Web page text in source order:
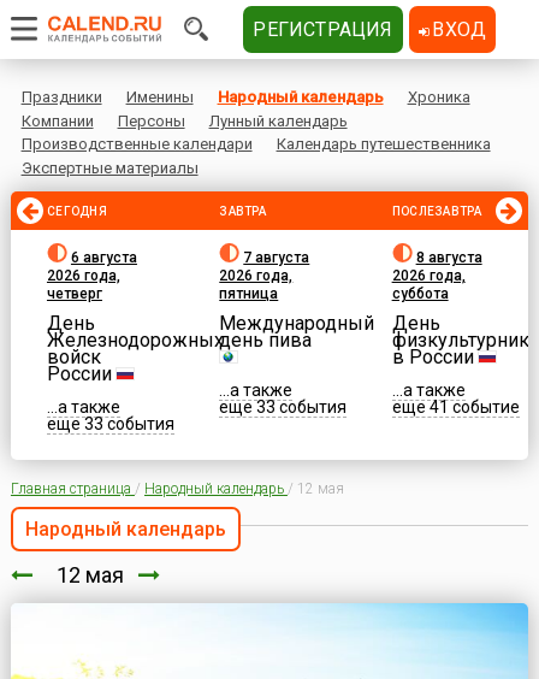
Праздники Именины Народный календарь
Хроника
Компании
Персоны
Лунный календарь
Производственные календари
Календарь путешественника
Экспертные материалы
СЕГОДНЯ
6 августа
2026 года,
четверг
День
Железнодорожных
войск
России
...а также
еще 33 события
ЗАВТРА
7 августа
2026 года,
пятница
Международный
день пива
...а также
еще 33 события
ПОСЛЕЗАВТРА
8 августа
2026 года,
суббота
День
физкультурника
в России
...а также
еще 41 событие
Главная страница / Народный календарь / 12 мая
Народный календарь
12 мая
РЕГИСТРАЦИЯ ВХОД